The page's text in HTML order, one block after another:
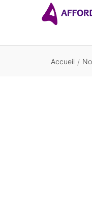
Accueil /